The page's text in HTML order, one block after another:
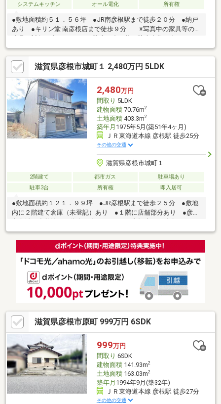
システムキッチン
オール電化 所有権
●敷地面積約５１．５６坪 ●JR南彦根駅まで徒歩２０分 ●納戸
あり ●キリン堂 南彦根店まで徒歩９分 ※写真中の家具等の調
度品は対象に含まれません■駐車３台可能（駐車台数は車種によ
る。） ■設備：電気、側溝、公営水道、汚水-本下水、雑排水-本
下水、追焚機能、温水洗浄便座、ＩＨクッキングヒータ、カウン
ターキッチン、システムキッチン、床下収納、給湯、照明器具、
オール電化、ウッドデッキ、庭
滋賀県彦根市城町１ 2,480万円 5LDK
2,480万円
間取り 5LDK
建物面積70.76m2
土地面積403.3m2
築年月 1975年5月(築51年4ヶ月)
ＪＲ東海道本線 彦根駅 徒歩25分
その他の交通
滋賀県彦根市城町１
2階建て 都市ガス
駐車場あり
駐車3台
所有権 即入居可
●敷地面積約１２１．９９坪 ●JR彦根駅まで徒歩２５分 ●敷地
内に２階建て倉庫（未登記）あり ●１階に店舗部分あり ●彦根
分 ■付属建物あり：①居宅 木造瓦葺平屋建て １２５．１９
㎡ ②居宅 木造瓦葺平屋建て ４３．４８㎡（付属建物 １
０．５３㎡、１．８㎡） ■未登記の２階建て倉庫あり ■カース
ペース１４台分有り（約5.0ｍ×約34.6ｍ）（車種によります。車
西小学校まで約４００ｍ・彦根城町郵便局まで約１００ｍ
滋賀県彦根市原町 999万円 6SDK
999万円
間取り 6SDK
建物面積141.93m2
土地面積163.03m2
築年月 1994年9月(築32年)
ＪＲ東海道本線 彦根駅 徒歩27分
その他の交通